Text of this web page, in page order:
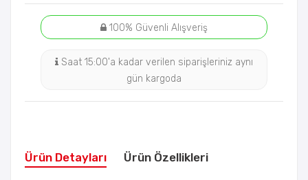
100% Güvenli Alışveriş
Saat 15:00'a kadar verilen siparişleriniz aynı
gün kargoda
Ürün Detayları Ürün Özellikleri